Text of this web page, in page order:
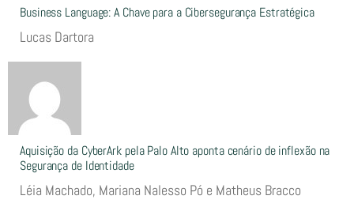
Business Language: A Chave para a Cibersegurança Estratégica
Lucas Dartora
Aquisição da CyberArk pela Palo Alto aponta cenário de inflexão na
Segurança de Identidade
Léia Machado, Mariana Nalesso Pó e Matheus Bracco